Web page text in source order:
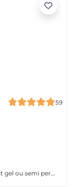
59
La dépose est le fait d'enlever tout ce qui est gel ou semi permanent de la plaque unguéal et ainsi laisser l'ongle a son etat naturel.